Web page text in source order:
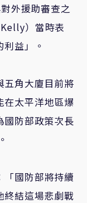
外援助審查之
）當時表
益」。
五角大廈目前將
在太平洋地區爆
國防部政策次長
國防部將持續
終結這場悲劇戰